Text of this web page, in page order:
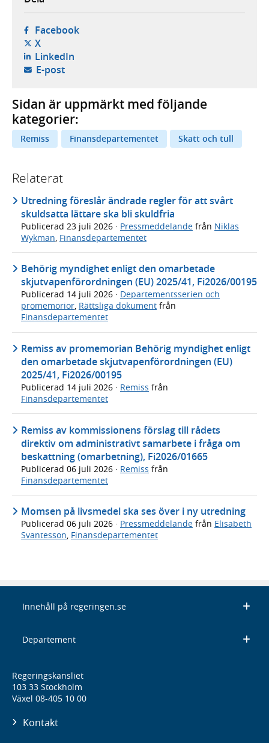
Facebook- öppnas i ny flik, extern webbplats,
X- öppnas i ny flik, extern webbplats,
LinkedIn- öppnas i ny flik, extern webbplats,
E-post- öppnar din e-postklient,
Sidan är uppmärkt med följande
kategorier:
Remiss Finansdepartementet Skatt och tull
Relaterat
Utredning föreslår ändrade regler för att svårt
skuldsatta lättare ska bli skuldfria
Publicerad 23 juli 2026 · Pressmeddelande från Niklas
Wykman Finansdepartementet
Behörig myndighet enligt den omarbetade
skjutvapenförordningen (EU) 2025/41, Fi2026/00195
Publicerad 14 juli 2026 · Departementsserien och
promemorior, Rättsliga dokument från
Finansdepartementet
Remiss av promemorian Behörig myndighet enligt
den omarbetade skjutvapenförordningen (EU)
2025/41, Fi2026/00195
Publicerad 14 juli 2026 · Remiss från
Finansdepartementet
Remiss av kommissionens förslag till rådets
direktiv om administrativt samarbete i fråga om
beskattning (omarbetning), Fi2026/01665
Publicerad 06 juli 2026 · Remiss från
Finansdepartementet
Momsen på livsmedel ska ses över i ny utredning
Publicerad 06 juli 2026 · Pressmeddelande från Elisabeth
Svantesson, Finansdepartementet
Innehåll på regeringen.se
Departement
Regeringskansliet
103 33 Stockholm
Växel 08-405 10 00
Kontakt